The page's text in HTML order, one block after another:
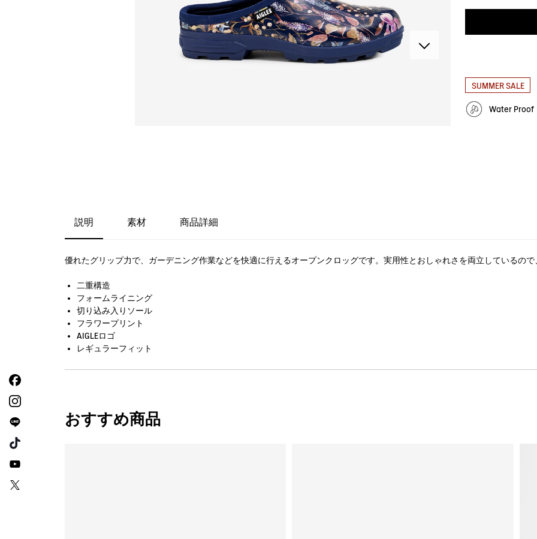
SUMMER SALE
Water Proof
説明 素材 商品詳細
優れたグリップ力で、ガーデニング作業などを快適に行えるオープンクロッグです。実用性とおしゃれさを両立しているので
二重構造
フォームライニング
切り込み入りソール
フラワープリント
AIGLEロゴ
レギュラーフィット
おすすめ商品